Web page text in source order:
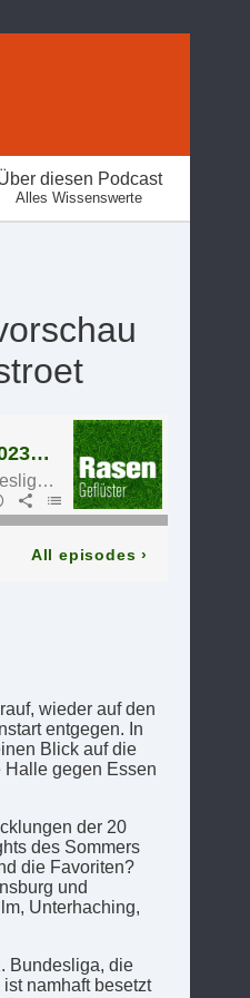
diesen Podcast
Alles Wissenswerte
#213 "3. Liga - Die Saisonvorschau 2023/24“ mit Pascal Testroet
Alles rund um den Saisonstart in der 2. Bundesliga und 3. Liga
All episodes ›
wieder auf den
entgegen. In
Blick auf die
Halle gegen Essen
der 20
des Sommers
die Favoriten?
und
Unterhaching,
Bundesliga, die
namhaft besetzt